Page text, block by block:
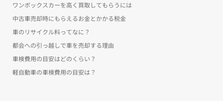
ワンボックスカーを高く買取してもらうには
中古車売却時にもらえるお金とかかる税金
車のリサイクル料ってなに？
都会への引っ越しで車を売却する理由
車検費用の目安はどのくらい？
軽自動車の車検費用の目安は？